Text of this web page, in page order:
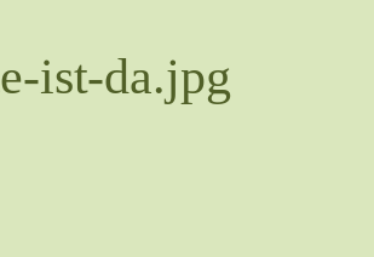
ist-da.jpg